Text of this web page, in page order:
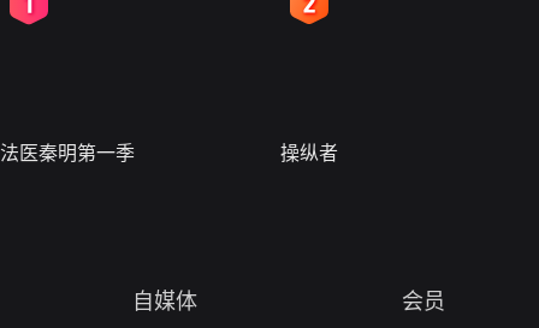
法医秦明第一季 操纵者
自媒体 会员